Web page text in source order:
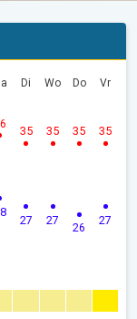
Di
27
35
Wo
27
35
Do
26
35
Vr
27
35